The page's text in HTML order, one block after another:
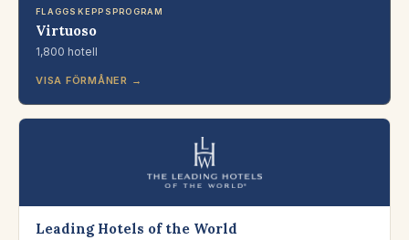
FLAGGSKEPPSPROGRAM
Virtuoso
1,800 hotell
VISA FÖRMÅNER →
Leading Hotels of the World